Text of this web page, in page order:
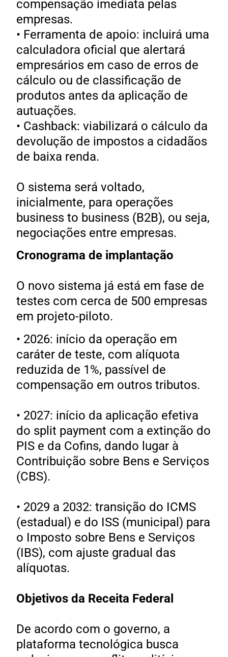
compensação imediata pelas
empresas.
• Ferramenta de apoio: incluirá uma
calculadora oficial que alertará
empresários em caso de erros de
cálculo ou de classificação de
produtos antes da aplicação de
autuações.
• Cashback: viabilizará o cálculo da
devolução de impostos a cidadãos
de baixa renda.
O sistema será voltado,
inicialmente, para operações
business to business (B2B), ou seja,
negociações entre empresas.
Cronograma de implantação
O novo sistema já está em fase de
testes com cerca de 500 empresas
em projeto-piloto.
• 2026: início da operação em
caráter de teste, com alíquota
reduzida de 1%, passível de
compensação em outros tributos.
• 2027: início da aplicação efetiva
do split payment com a extinção do
PIS e da Cofins, dando lugar à
Contribuição sobre Bens e Serviços
(CBS).
• 2029 a 2032: transição do ICMS
(estadual) e do ISS (municipal) para
o Imposto sobre Bens e Serviços
(IBS), com ajuste gradual das
alíquotas.
Objetivos da Receita Federal
De acordo com o governo, a
plataforma tecnológica busca